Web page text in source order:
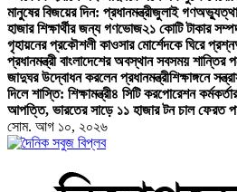
মানুষের বিজয়ের দিন: প্রধানমন্ত্রীজুলাই গণঅভ্যুত্থান
হাজার শিক্ষার্থীর জন্য গণভোজ২১ কোটি টাকার
গৃহায়নের প্রকৌশলী কাওসার মোর্শেদকে ঘিরে প্রশ্ন
প্রধানমন্ত্রী বাংলাদেশের অবস্থান সবসময় শান্তির
জাদুঘর উদ্বোধন করলেন প্রধানমন্ত্রীশিক্ষাঙ্গনে
দিলে শাস্তি: শিক্ষামন্ত্রী৪ সিটি করপোরেশন
আপত্তি, ভারতের সাড়ে ১১ হাজার টন চাল ফেরত
সোম. আগ ১০, ২০২৬
বাংলা নিউজ পেপার